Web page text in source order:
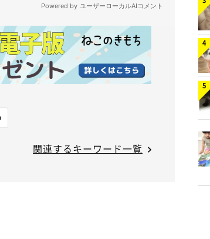
関連するキーワード一覧